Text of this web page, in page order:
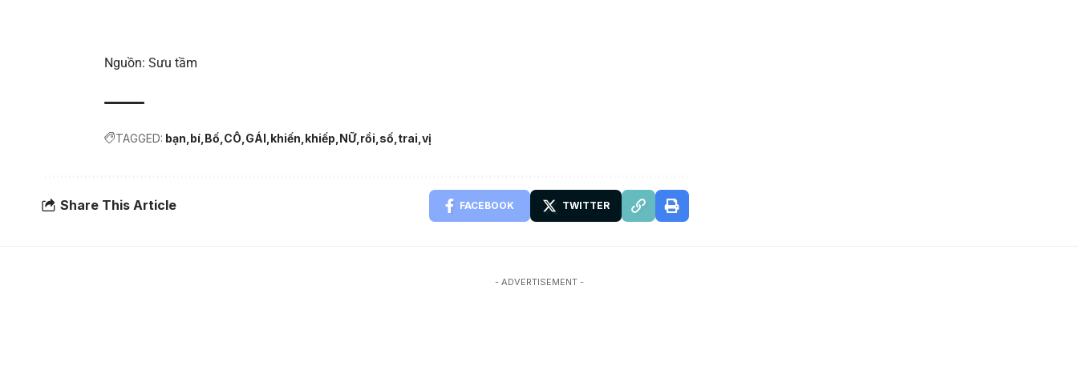
Nguồn: Sưu tầm
TAGGED: bạn bí Bố CÔ GÁI khiến khiếp NỮ rồi số trai vị
Share This Article FACEBOOK TWITTER
- ADVERTISEMENT -